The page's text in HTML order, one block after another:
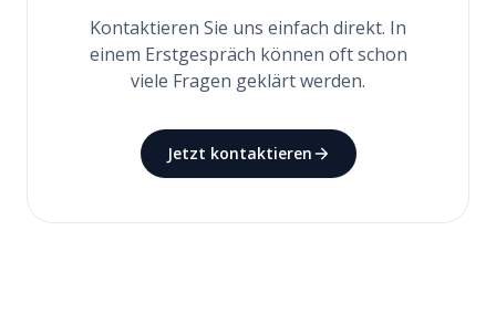
Kontaktieren Sie uns einfach direkt. In
einem Erstgespräch können oft schon
viele Fragen geklärt werden.
Jetzt kontaktieren